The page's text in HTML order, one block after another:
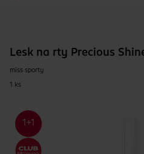
Lesk na rty Precious
miss sporty
1 ks